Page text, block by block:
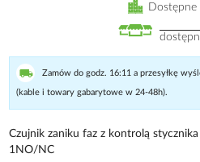
Dostępne
Zamów do godz. 16:11 a przesyłkę
(kable i towary gabarytowe w 24-48h).
Czujnik zaniku faz z kontrolą
1NO/NC